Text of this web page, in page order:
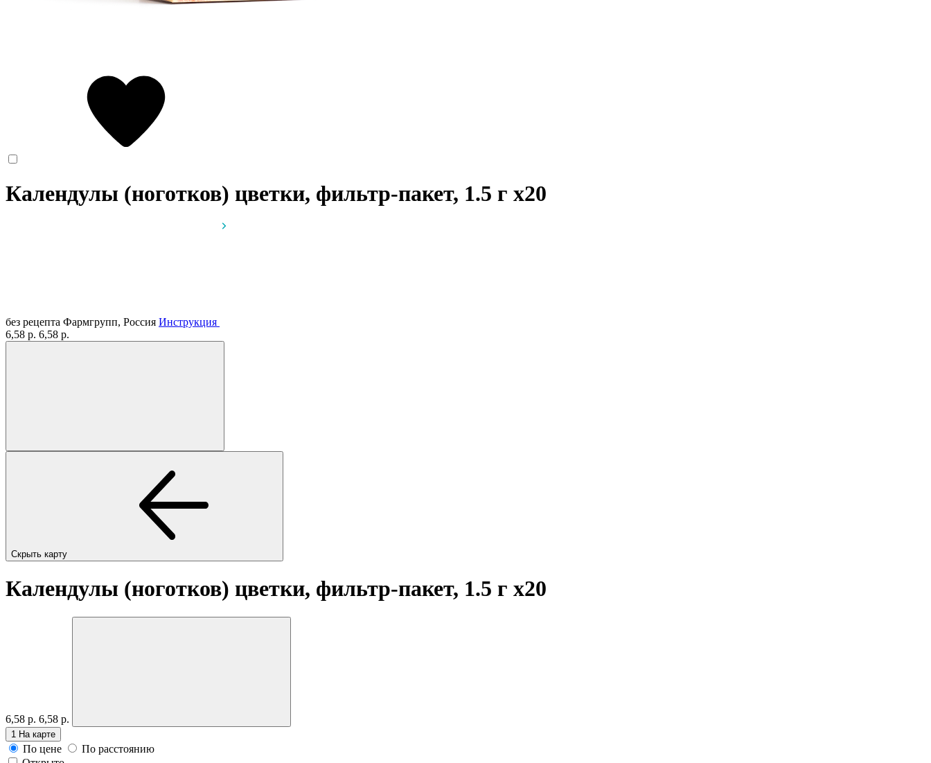
Календулы (ноготков) цветки, фильтр-пакет, 1.5 г x20
без рецепта Фармгрупп, Россия Инструкция
6,58 р. 6,58 р.
Скрыть карту
Календулы (ноготков) цветки, фильтр-пакет, 1.5 г x20
6,58 р. 6,58 р.
1 На карте
По цене
По расстоянию